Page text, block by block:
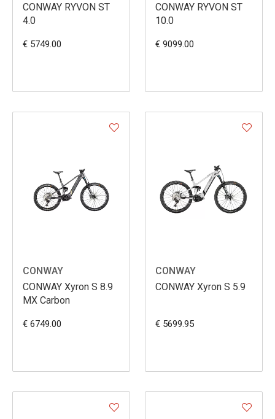
CONWAY RYVON ST
4.0
€ 5749.00
CONWAY RYVON ST
10.0
€ 9099.00
CONWAY
CONWAY Xyron S 8.9
MX Carbon
€ 6749.00
CONWAY
CONWAY Xyron S 5.9
€ 5699.95